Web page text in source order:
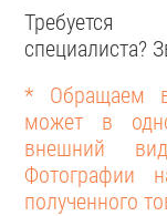
Требуется
специалиста?
* Обращаем
может в
внешний
Фотографии
полученного